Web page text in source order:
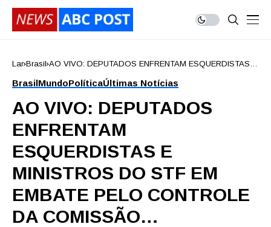
Lar Brasil AO VIVO: DEPUTADOS ENFRENTAM ESQUERDISTAS E
COMISSÃO…
BrasilMundoPolíticaÚltimas Notícias
AO VIVO: DEPUTADOS
ENFRENTAM
ESQUERDISTAS E
MINISTROS DO STF EM
EMBATE PELO CONTROLE
DA COMISSÃO…